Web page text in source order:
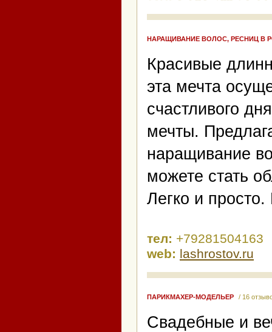
НАРАЩИВАНИЕ ВОЛОС, РЕСНИЦ В
Красивые
эта мечта
счастливого
мечты.
наращивание
можете стать
Легко и
тел: +79281504163
web: lashrostov.ru
ПАРИКМАХЕР-МОДЕЛЬЕР / 16
Свадебные и